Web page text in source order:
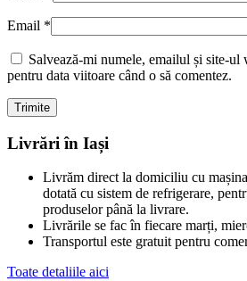
Email *
Salvează-mi numele, emailul și site-ul
pentru data viitoare când o să comentez.
Livrări în Iași
Livrăm direct la domiciliu cu
dotată cu sistem de refrigerare,
produselor până la livrare.
Livrările se fac în fiecare marți,
Transportul este gratuit pentru
Toate detaliile aici